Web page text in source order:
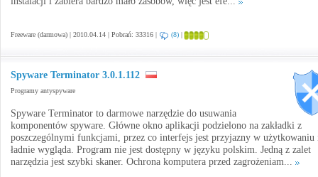
Freeware (darmowa) | 2010.04.14 | Pobrań: 33316 | (8) |
Spyware Terminator 3.0.1.112
Programy antyspyware
Spyware Terminator to darmowe narzędzie do usuwania
komponentów spyware. Główne okno aplikacji podzielono na zakładki z
poszczególnymi funkcjami, przez co interfejs jest przyjazny w użytkowaniu
ładnie wygląda. Program nie jest dostępny w języku polskim. Jedną z zalet
narzędzia jest szybki skaner. Ochrona komputera przed zagrożeniam...